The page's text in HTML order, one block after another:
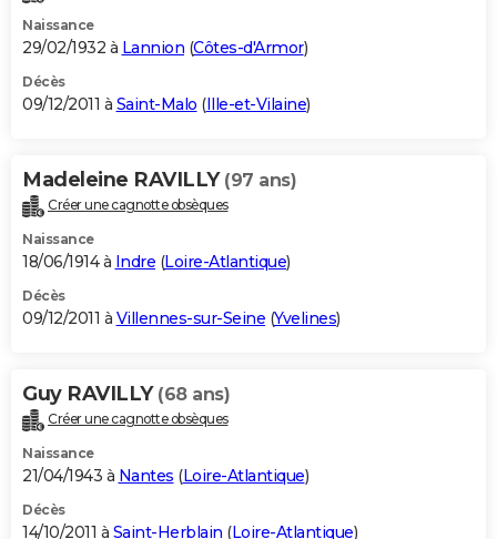
Naissance
29/02/1932 à Lannion (Côtes-d'Armor)
Décès
09/12/2011 à Saint-Malo (Ille-et-Vilaine)
Madeleine RAVILLY (97 ans)
Créer une cagnotte obsèques
Naissance
18/06/1914 à Indre (Loire-Atlantique)
Décès
09/12/2011 à Villennes-sur-Seine (Yvelines)
Guy RAVILLY (68 ans)
Créer une cagnotte obsèques
Naissance
21/04/1943 à Nantes (Loire-Atlantique)
Décès
14/10/2011 à Saint-Herblain (Loire-Atlantique)